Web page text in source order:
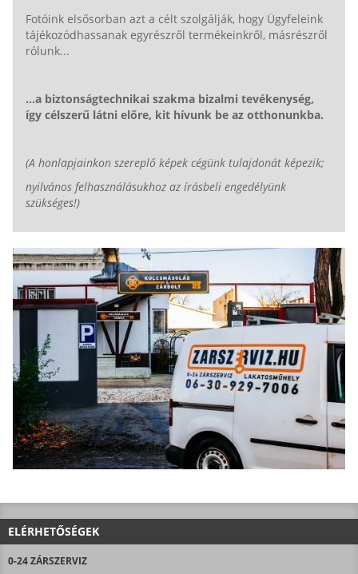
Fotóink elsősorban azt a célt szolgálják, hogy Ügyfeleink
tájékozódhassanak egyrészről termékeinkről, másrészről
rólunk...
...a biztonságtechnikai szakma bizalmi tevékenység,
így célszerű látni előre, kit hívunk be az otthonunkba.
(A honlapjainkon szereplő képek cégünk tulajdonát képezik;
nyilvános felhasználásukhoz az írásbeli engedélyünk
szükséges!)
ELÉRHETŐSÉGEK
0-24 ZÁRSZERVIZ